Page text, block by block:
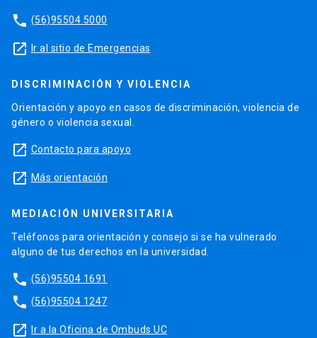
phone (56)95504 5000
launch Ir al sitio de Emergencias
DISCRIMINACIÓN Y VIOLENCIA
Orientación y apoyo en casos de discriminación, violencia de
género o violencia sexual.
launch Contacto para apoyo
launch Más orientación
MEDIACIÓN UNIVERSITARIA
Teléfonos para orientación y consejo si se ha vulnerado
alguno de tus derechos en la universidad.
phone (56)95504 1691
phone (56)95504 1247
launch Ir a la Oficina de Ombuds UC